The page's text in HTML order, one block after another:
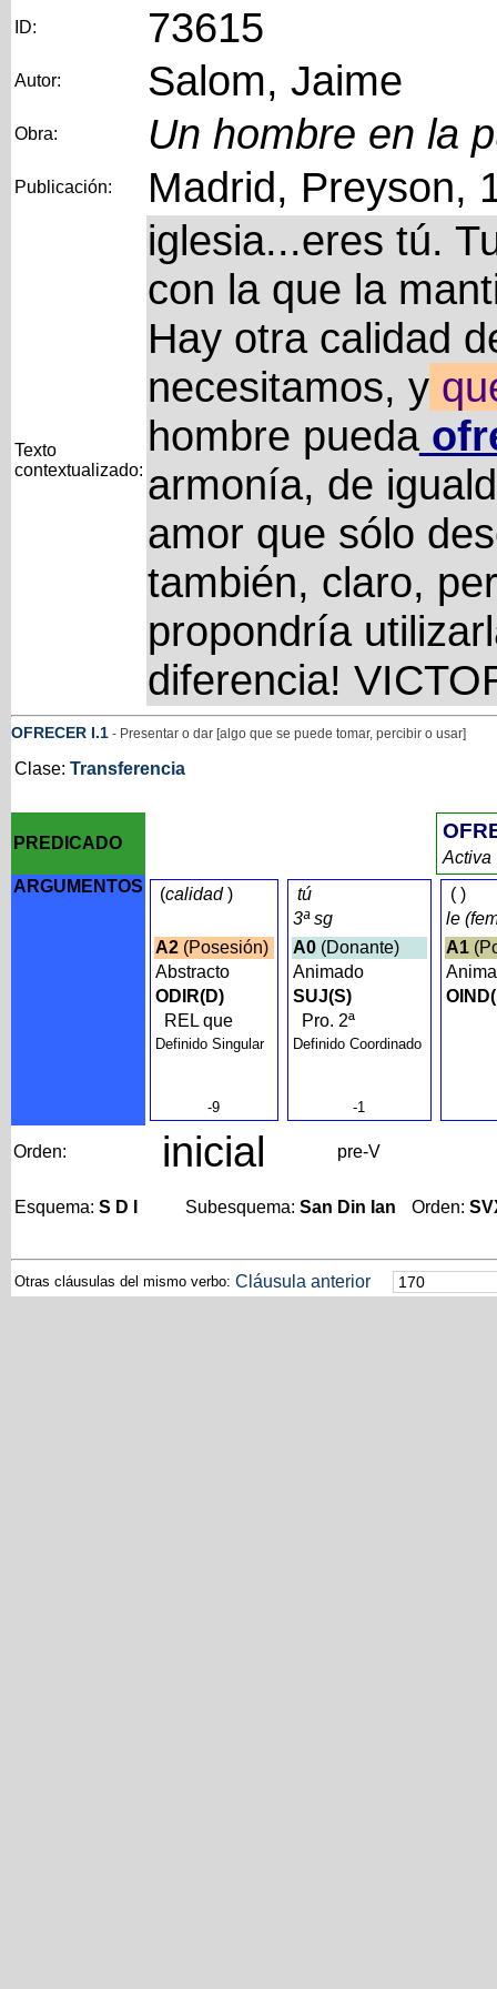
ID: 73615
Autor: Salom, Jaime
Obra: Un hombre en la
Publicación: Madrid, Preyson,
Texto
contextualizado:
iglesia...eres tú.
con la que la
Hay otra calidad
necesitamos, y
hombre pueda
armonía, de
amor que sólo
también, claro,
propondría
diferencia!
OFRECER I.1- Presentar o dar [algo que se puede tomar, percibir o usar]
Clase: Transferencia
PREDICADO
Activa
ARGUMENTOS
(calidad)
A2(Posesión)
Abstracto
ODIR(D)
REL que
Definido Singular
-9
tú
3ª sg
A0(Donante)
Animado
SUJ(S)
Pro. 2ª
Definido Coordinado
-1
()
le
A1
Orden: inicial pre-V
Esquema: S D I Subesquema: San Din Ian Orden:
Otras cláusulas del mismo verbo: Cláusula anterior